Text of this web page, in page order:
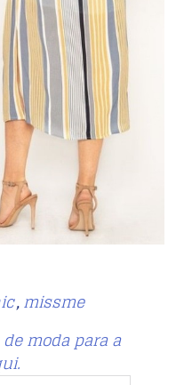
, missme
moda para a